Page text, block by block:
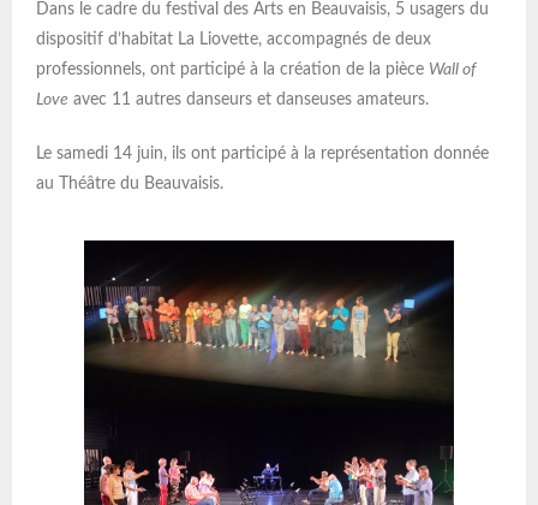
Dans le cadre du festival des Arts en Beauvaisis, 5 usagers du
dispositif d’habitat La Liovette, accompagnés de deux
professionnels, ont participé à la création de la pièce Wall of
Love avec 11 autres danseurs et danseuses amateurs.
Le samedi 14 juin, ils ont participé à la représentation donnée
au Théâtre du Beauvaisis.